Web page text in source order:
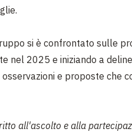
si è confrontato sulle
nel 2025 e iniziando a
e proposte che
all'ascolto e alla